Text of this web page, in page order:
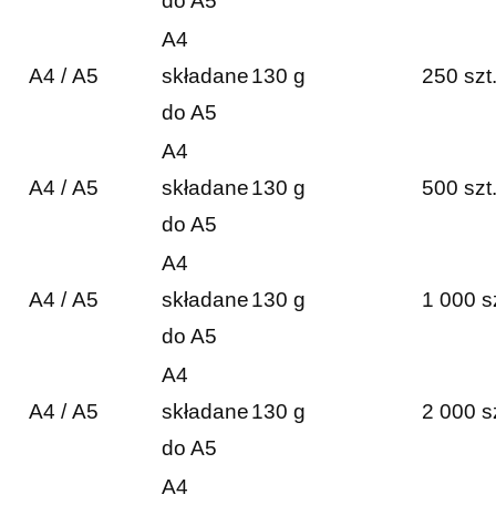
A4 / A5
A4
składane
do A5
130 g 250 szt.
A4 / A5
A4
składane
do A5
130 g 500 szt.
A4 / A5
A4
składane
do A5
130 g 1 000
A4 / A5
A4
składane
do A5
130 g 2 000
A4